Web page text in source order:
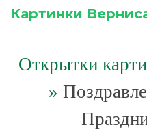
Картинки
Открытки
»